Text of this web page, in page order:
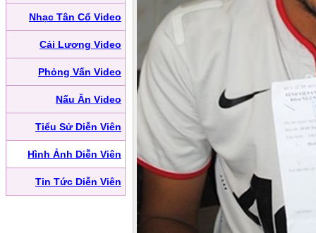
Nhạc Tân Cổ Video
Cải Lương Video
Phỏng Vấn Video
Nấu Ăn Video
Tiểu Sử Diễn Viên
Hình Ảnh Diễn Viên
Tin Tức Diễn Viên